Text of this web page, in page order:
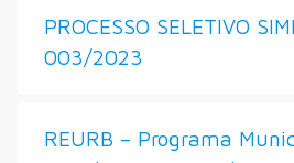
PROCESSO SELETIVO
003/2023
REURB – Programa